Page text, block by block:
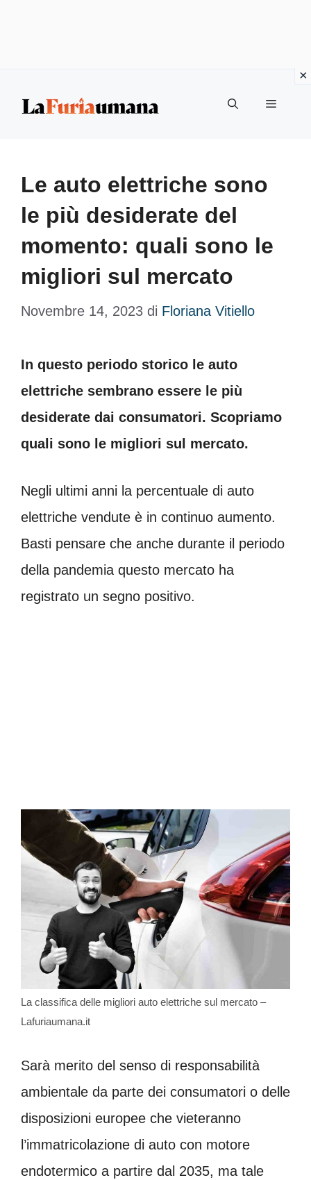
Menu
Le auto elettriche sono
le più desiderate del
momento: quali sono le
migliori sul mercato
Novembre 14, 2023 di Floriana Vitiello
In questo periodo storico le auto
elettriche sembrano essere le più
desiderate dai consumatori. Scopriamo
quali sono le migliori sul mercato.
Negli ultimi anni la percentuale di auto
elettriche vendute è in continuo aumento.
Basti pensare che anche durante il periodo
della pandemia questo mercato ha
registrato un segno positivo.
La classifica delle migliori auto elettriche sul mercato –
Lafuriaumana.it
Sarà merito del senso di responsabilità
ambientale da parte dei consumatori o delle
disposizioni europee che vieteranno
l’immatricolazione di auto con motore
endotermico a partire dal 2035, ma tale